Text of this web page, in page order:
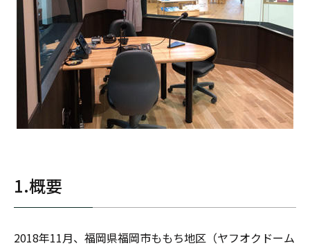
1.概要
2018年11月、福岡県福岡市ももち地区（ヤフオクドーム